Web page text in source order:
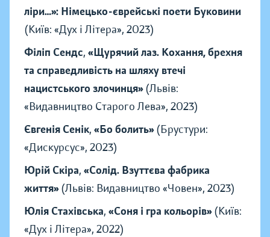
ліри…»: Німецько-єврейські поети Буковини
(Київ: «Дух і Літера», 2023)
Філіп Сендс, «Щурячий лаз. Кохання, брехня
та справедливість на шляху втечі
нацистського злочинця»(Львів:
«Видавництво Старого Лева», 2023)
Євгенія Сенік, «Бо болить»(Брустури:
«Дискурсус», 2023)
Юрій Скіра, «Солід. Взуттєва фабрика
життя»(Львів: Видавництво «Човен», 2023)
Юлія Стахівська, «Соня і гра кольорів»(Київ:
«Дух і Літера», 2022)